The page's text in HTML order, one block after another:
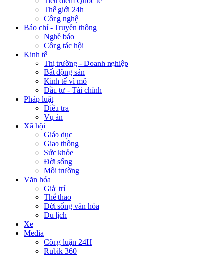
Thế giới 24h
Công nghệ
Báo chí - Truyền thông
Nghề báo
Công tác hội
Kinh tế
Thị trường - Doanh nghiệp
Bất động sản
Kinh tế vĩ mô
Đầu tư - Tài chính
Pháp luật
Điều tra
Vụ án
Xã hội
Giáo dục
Giao thông
Sức khỏe
Đời sống
Môi trường
Văn hóa
Giải trí
Thể thao
Đời sống văn hóa
Du lịch
Xe
Media
Công luận 24H
Rubik 360